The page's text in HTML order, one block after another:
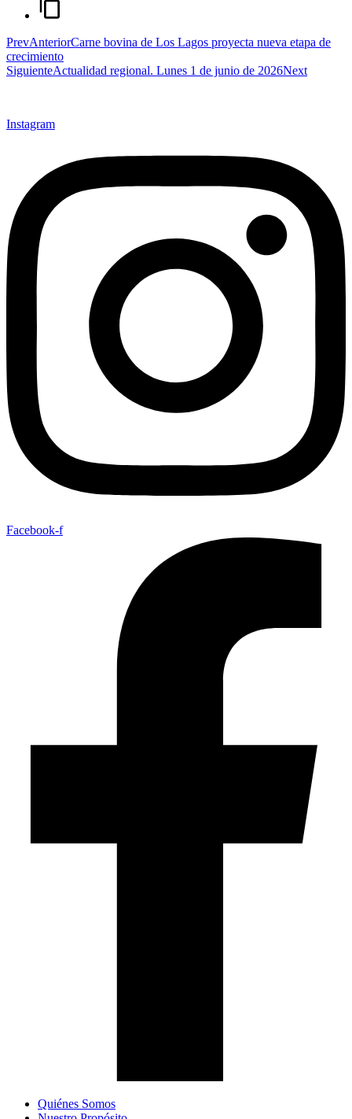
PrevAnteriorCarne bovina de Los Lagos proyecta nueva etapa de
crecimiento
SiguienteActualidad regional. Lunes 1 de junio de 2026Next
Instagram
Facebook-f
Quiénes Somos